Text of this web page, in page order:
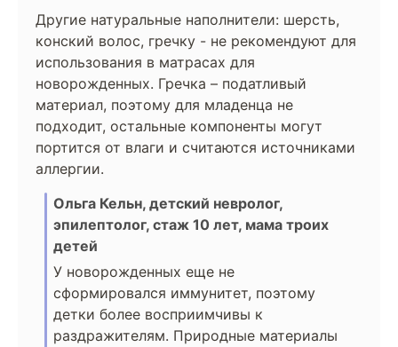
Другие натуральные наполнители: шерсть,
конский волос, гречку - не рекомендуют для
использования в матрасах для
новорожденных. Гречка – податливый
материал, поэтому для младенца не
подходит, остальные компоненты могут
портится от влаги и считаются источниками
аллергии.
Ольга Кельн, детский невролог,
эпилептолог, стаж 10 лет, мама троих
детей
У новорожденных еще не
сформировался иммунитет, поэтому
детки более восприимчивы к
раздражителям. Природные материалы